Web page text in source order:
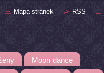
Mapa stránek RSS
Moon dance